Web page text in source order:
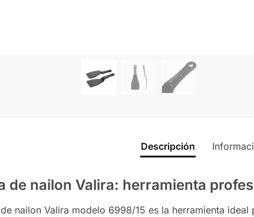
Descripción
de nailon Valira: herramienta
nailon Valira modelo 6998/15 es la herramienta